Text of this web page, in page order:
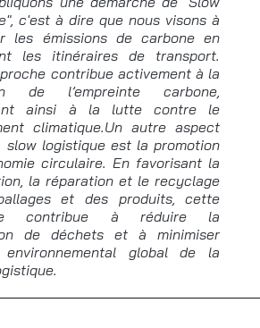
c'est à dire que nous visons à
les émissions de carbone en
les itinéraires de transport.
contribue activement à la
de l’empreinte carbone,
ainsi à la lutte contre le
climatique.Un autre aspect
slow logistique est la promotion
circulaire. En favorisant la
la réparation et le recyclage
et des produits, cette
contribue à réduire la
de déchets et à minimiser
environnemental global de la